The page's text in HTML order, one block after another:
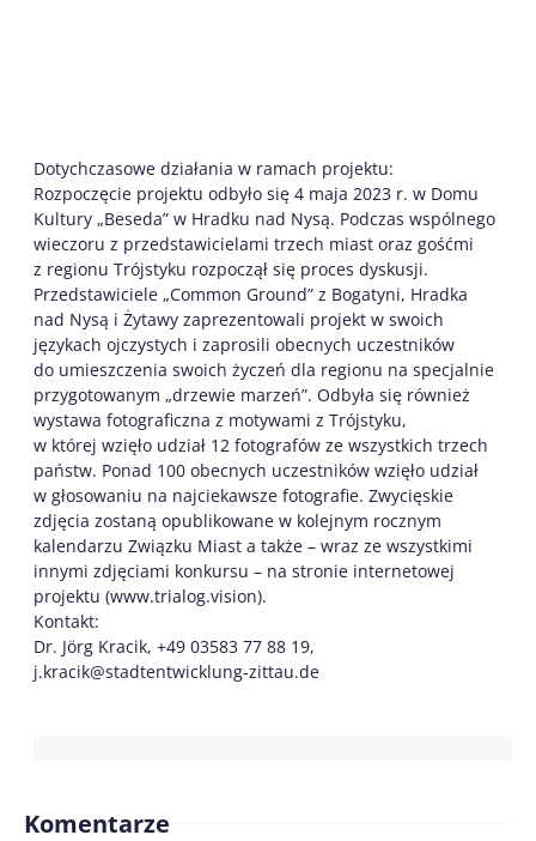
Dotychczasowe działania w ramach projektu:
Rozpoczęcie projektu odbyło się 4 maja 2023 r. w Domu
Kultury „Beseda” w Hradku nad Nysą. Podczas wspólnego
wieczoru z przedstawicielami trzech miast oraz gośćmi
z regionu Trójstyku rozpoczął się proces dyskusji.
Przedstawiciele „Common Ground” z Bogatyni, Hradka
nad Nysą i Żytawy zaprezentowali projekt w swoich
językach ojczystych i zaprosili obecnych uczestników
do umieszczenia swoich życzeń dla regionu na specjalnie
przygotowanym „drzewie marzeń”. Odbyła się również
wystawa fotograficzna z motywami z Trójstyku,
w której wzięło udział 12 fotografów ze wszystkich trzech
państw. Ponad 100 obecnych uczestników wzięło udział
w głosowaniu na najciekawsze fotografie. Zwycięskie
zdjęcia zostaną opublikowane w kolejnym rocznym
kalendarzu Związku Miast a także – wraz ze wszystkimi
innymi zdjęciami konkursu – na stronie internetowej
projektu (www.trialog.vision).
Kontakt:
Dr. Jörg Kracik, +49 03583 77 88 19,
j.kracik@stadtentwicklung-zittau.de
Komentarze